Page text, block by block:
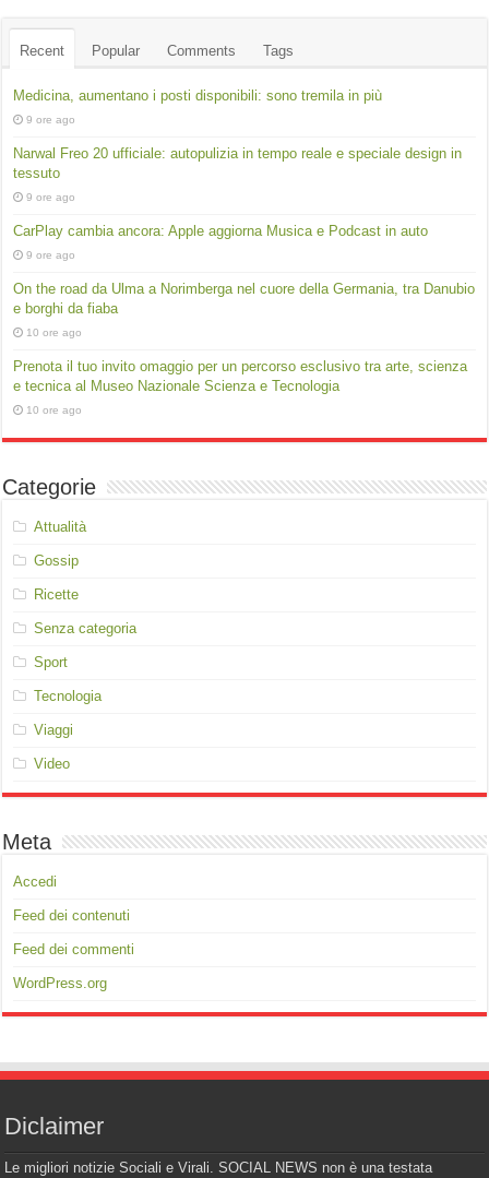
Recent Popular Comments Tags
Medicina, aumentano i posti disponibili: sono tremila in più
9 ore ago
Narwal Freo 20 ufficiale: autopulizia in tempo reale e speciale design in
tessuto
9 ore ago
CarPlay cambia ancora: Apple aggiorna Musica e Podcast in auto
9 ore ago
On the road da Ulma a Norimberga nel cuore della Germania, tra Danubio
e borghi da fiaba
10 ore ago
Prenota il tuo invito omaggio per un percorso esclusivo tra arte, scienza
e tecnica al Museo Nazionale Scienza e Tecnologia
10 ore ago
Categorie
Attualità
Gossip
Ricette
Senza categoria
Sport
Tecnologia
Viaggi
Video
Meta
Accedi
Feed dei contenuti
Feed dei commenti
WordPress.org
Diclaimer
Le migliori notizie Sociali e Virali. SOCIAL NEWS non è una testata